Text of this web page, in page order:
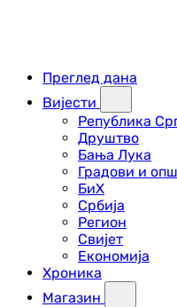
Преглед дана
Вијести
Република
Друштво
Бања Лука
Градови и
БиХ
Србија
Регион
Свијет
Економија
Хроника
Магазин